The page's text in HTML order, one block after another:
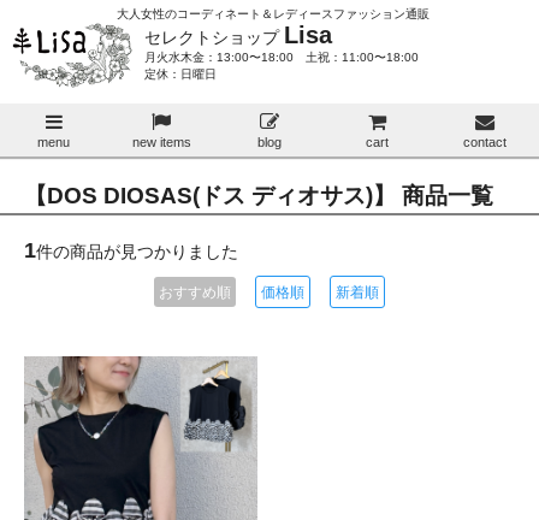
大人女性のコーディネート＆レディースファッション通販
セレクトショップ Lisa
月火水木金：13:00〜18:00 土祝：11:00〜18:00
定休：日曜日
menu new items blog cart contact
【DOS DIOSAS(ドス ディオサス)】 商品一覧
1件の商品が見つかりました
おすすめ順 価格順 新着順